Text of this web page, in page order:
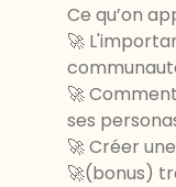
Ce qu’on
🚀
🚀
ses
🚀 Créer
🚀(bonus)